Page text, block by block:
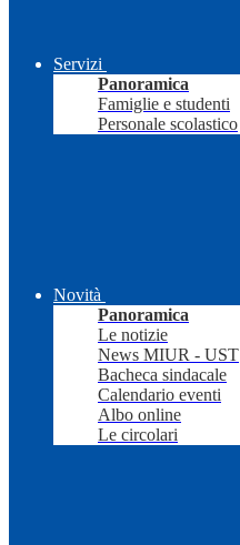
Servizi
Panoramica
Famiglie e studenti
Personale scolastico
Novità
Panoramica
Le notizie
News MIUR - UST
Bacheca sindacale
Calendario eventi
Albo online
Le circolari